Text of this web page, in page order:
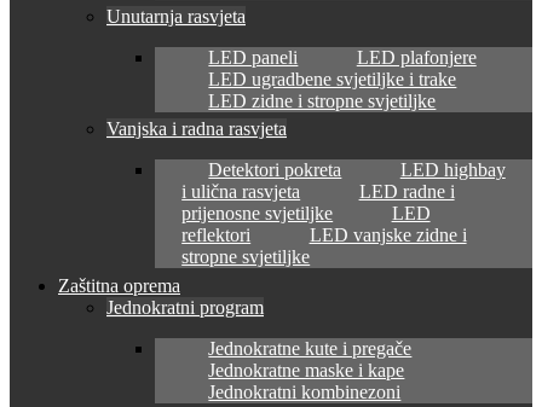
Unutarnja rasvjeta
LED paneli
LED plafonjere
LED ugradbene svjetiljke i trake
LED zidne i stropne svjetiljke
Vanjska i radna rasvjeta
Detektori pokreta
LED highbay
i ulična rasvjeta
LED radne i
prijenosne svjetiljke
LED
reflektori
LED vanjske zidne i
stropne svjetiljke
Zaštitna oprema
Jednokratni program
Jednokratne kute i pregače
Jednokratne maske i kape
Jednokratni kombinezoni